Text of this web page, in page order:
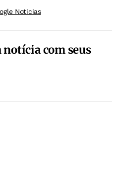
Noticias
com seus